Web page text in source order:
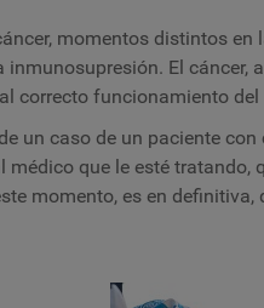
momentos distintos
inmunosupresión. El cáncer,
correcto funcionamiento
un caso de un paciente
médico que le esté
momento, es en